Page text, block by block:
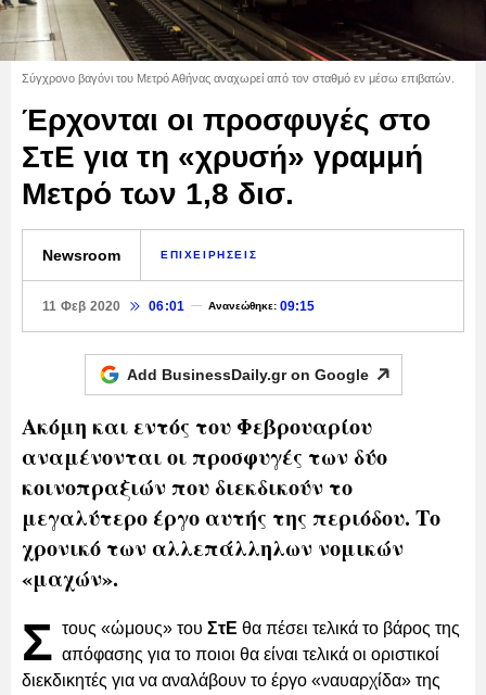
Σύγχρονο βαγόνι του Μετρό Αθήνας αναχωρεί από τον σταθμό εν μέσω επιβατών.
Έρχονται οι προσφυγές στο
ΣτΕ για τη «χρυσή» γραμμή
Μετρό των 1,8 δισ.
Newsroom ΕΠΙΧΕΙΡΗΣΕΙΣ
11 Φεβ 2020 06:01 Ανανεώθηκε: 09:15
Add BusinessDaily.gr on Google
Ακόμη και εντός του Φεβρουαρίου
αναμένονται οι προσφυγές των δύο
κοινοπραξιών που διεκδικούν το
μεγαλύτερο έργο αυτής της περιόδου. Το
χρονικό των αλλεπάλληλων νομικών
«μαχών».
Σ τους «ώμους» του ΣτΕ θα πέσει τελικά το βάρος της
απόφασης για το ποιοι θα είναι τελικά οι οριστικοί
διεκδικητές για να αναλάβουν το έργο «ναυαρχίδα» της